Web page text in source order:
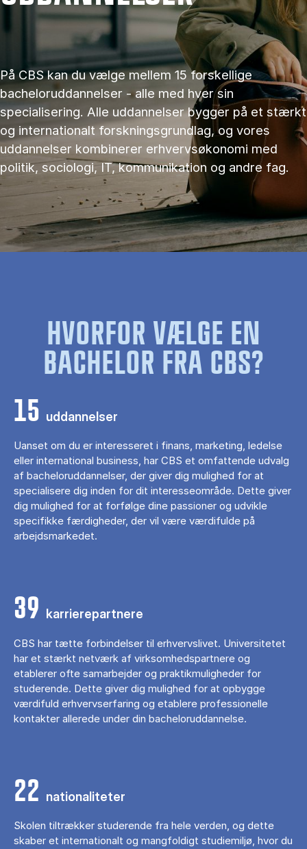
På CBS kan du vælge mellem 15 forskellige
bacheloruddannelser - alle med hver sin
specialisering. Alle uddannelser bygger på et stærkt
og internationalt forskningsgrundlag, og vores
uddannelser kombinerer erhvervsøkonomi med
politik, sociologi, IT, kommunikation og andre fag.
HVORFOR VÆLGE EN
BACHELOR FRA CBS?
15 uddannelser
Uanset om du er interesseret i finans, marketing, ledelse
eller international business, har CBS et omfattende udvalg
af bacheloruddannelser, der giver dig mulighed for at
specialisere dig inden for dit interesseområde. Dette giver
dig mulighed for at forfølge dine passioner og udvikle
specifikke færdigheder, der vil være værdifulde på
arbejdsmarkedet.
39 karrierepartnere
CBS har tætte forbindelser til erhvervslivet. Universitetet
har et stærkt netværk af virksomhedspartnere og
etablerer ofte samarbejder og praktikmuligheder for
studerende. Dette giver dig mulighed for at opbygge
værdifuld erhvervserfaring og etablere professionelle
kontakter allerede under din bacheloruddannelse.
22 nationaliteter
Skolen tiltrækker studerende fra hele verden, og dette
skaber et internationalt og mangfoldigt studiemiljø, hvor du